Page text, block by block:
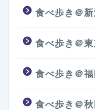
食べ歩き＠新
食べ歩き＠東
食べ歩き＠福
食べ歩き＠秋